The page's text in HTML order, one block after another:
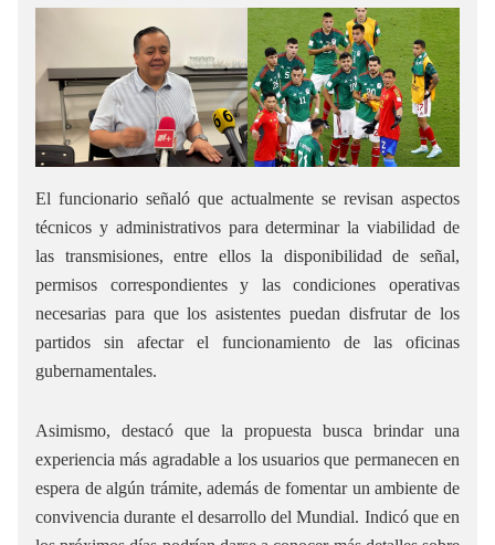
El funcionario señaló que actualmente se revisan aspectos
técnicos y administrativos para determinar la viabilidad de
las transmisiones, entre ellos la disponibilidad de señal,
permisos correspondientes y las condiciones operativas
necesarias para que los asistentes puedan disfrutar de los
partidos sin afectar el funcionamiento de las oficinas
gubernamentales.
Asimismo, destacó que la propuesta busca brindar una
experiencia más agradable a los usuarios que permanecen en
espera de algún trámite, además de fomentar un ambiente de
convivencia durante el desarrollo del Mundial. Indicó que en